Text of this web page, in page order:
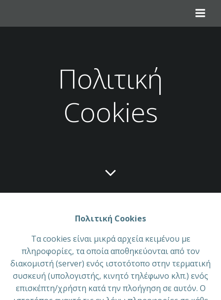
Πολιτική
Cookies
Πολιτική Cookies
Τα cookies είναι μικρά αρχεία κειμένου με
πληροφορίες, τα οποία αποθηκεύονται από τον
διακομιστή (server) ενός ιστοτότοπο στην τερματική
συσκευή (υπολογιστής, κινητό τηλέφωνο κλπ.) ενός
επισκέπτη/χρήστη κατά την πλοήγηση σε αυτόν. Ο